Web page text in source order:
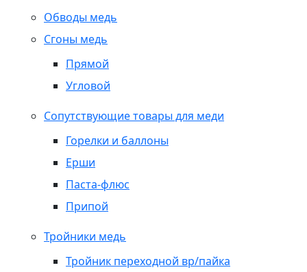
Обводы медь
Сгоны медь
Прямой
Угловой
Сопутствующие товары для меди
Горелки и баллоны
Ерши
Паста-флюс
Припой
Тройники медь
Тройник переходной вр/пайка